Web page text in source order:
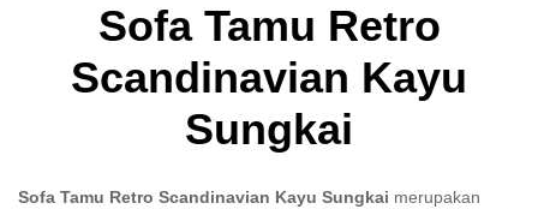
Sofa Tamu Retro
Scandinavian Kayu
Sungkai
Sofa Tamu Retro Scandinavian Kayu Sungkai merupakan